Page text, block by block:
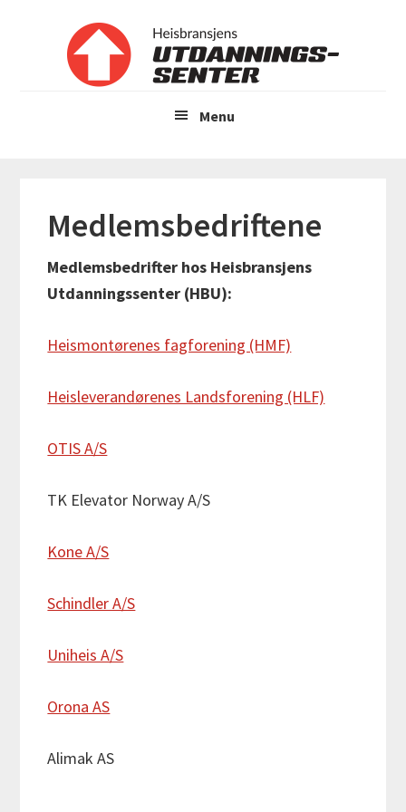
hovedinnhold
Menu
Medlemsbedriftene
Medlemsbedrifter hos Heisbransjens
Utdanningssenter (HBU):
Heismontørenes fagforening (HMF)
Heisleverandørenes Landsforening (HLF)
OTIS A/S
TK Elevator Norway A/S
Kone A/S
Schindler A/S
Uniheis A/S
Orona AS
Alimak AS